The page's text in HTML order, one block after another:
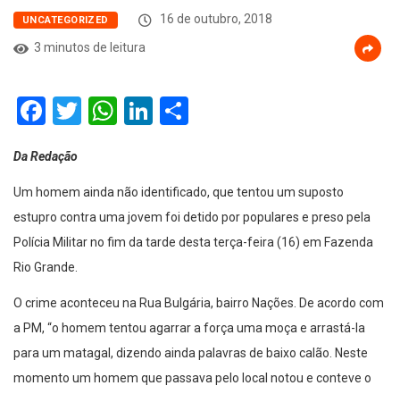
UNCATEGORIZED
16 de outubro, 2018
3 minutos de leitura
Facebook
Twitter
WhatsApp
LinkedIn
Da Redação
Um homem ainda não identificado, que tentou um suposto
estupro contra uma jovem foi detido por populares e preso pela
Polícia Militar no fim da tarde desta terça-feira (16) em Fazenda
Rio Grande.
O crime aconteceu na Rua Bulgária, bairro Nações. De acordo com
a PM, “o homem tentou agarrar a força uma moça e arrastá-la
para um matagal, dizendo ainda palavras de baixo calão. Neste
momento um homem que passava pelo local notou e conteve o